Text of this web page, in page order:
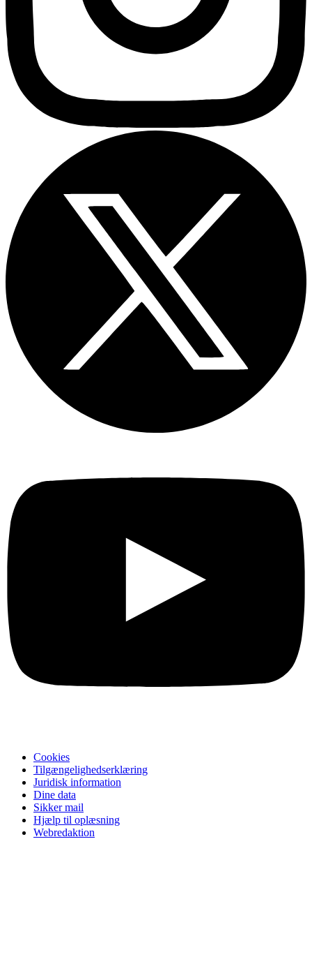
Cookies
Tilgængelighedserklæring
Juridisk information
Dine data
Sikker mail
Hjælp til oplæsning
Webredaktion